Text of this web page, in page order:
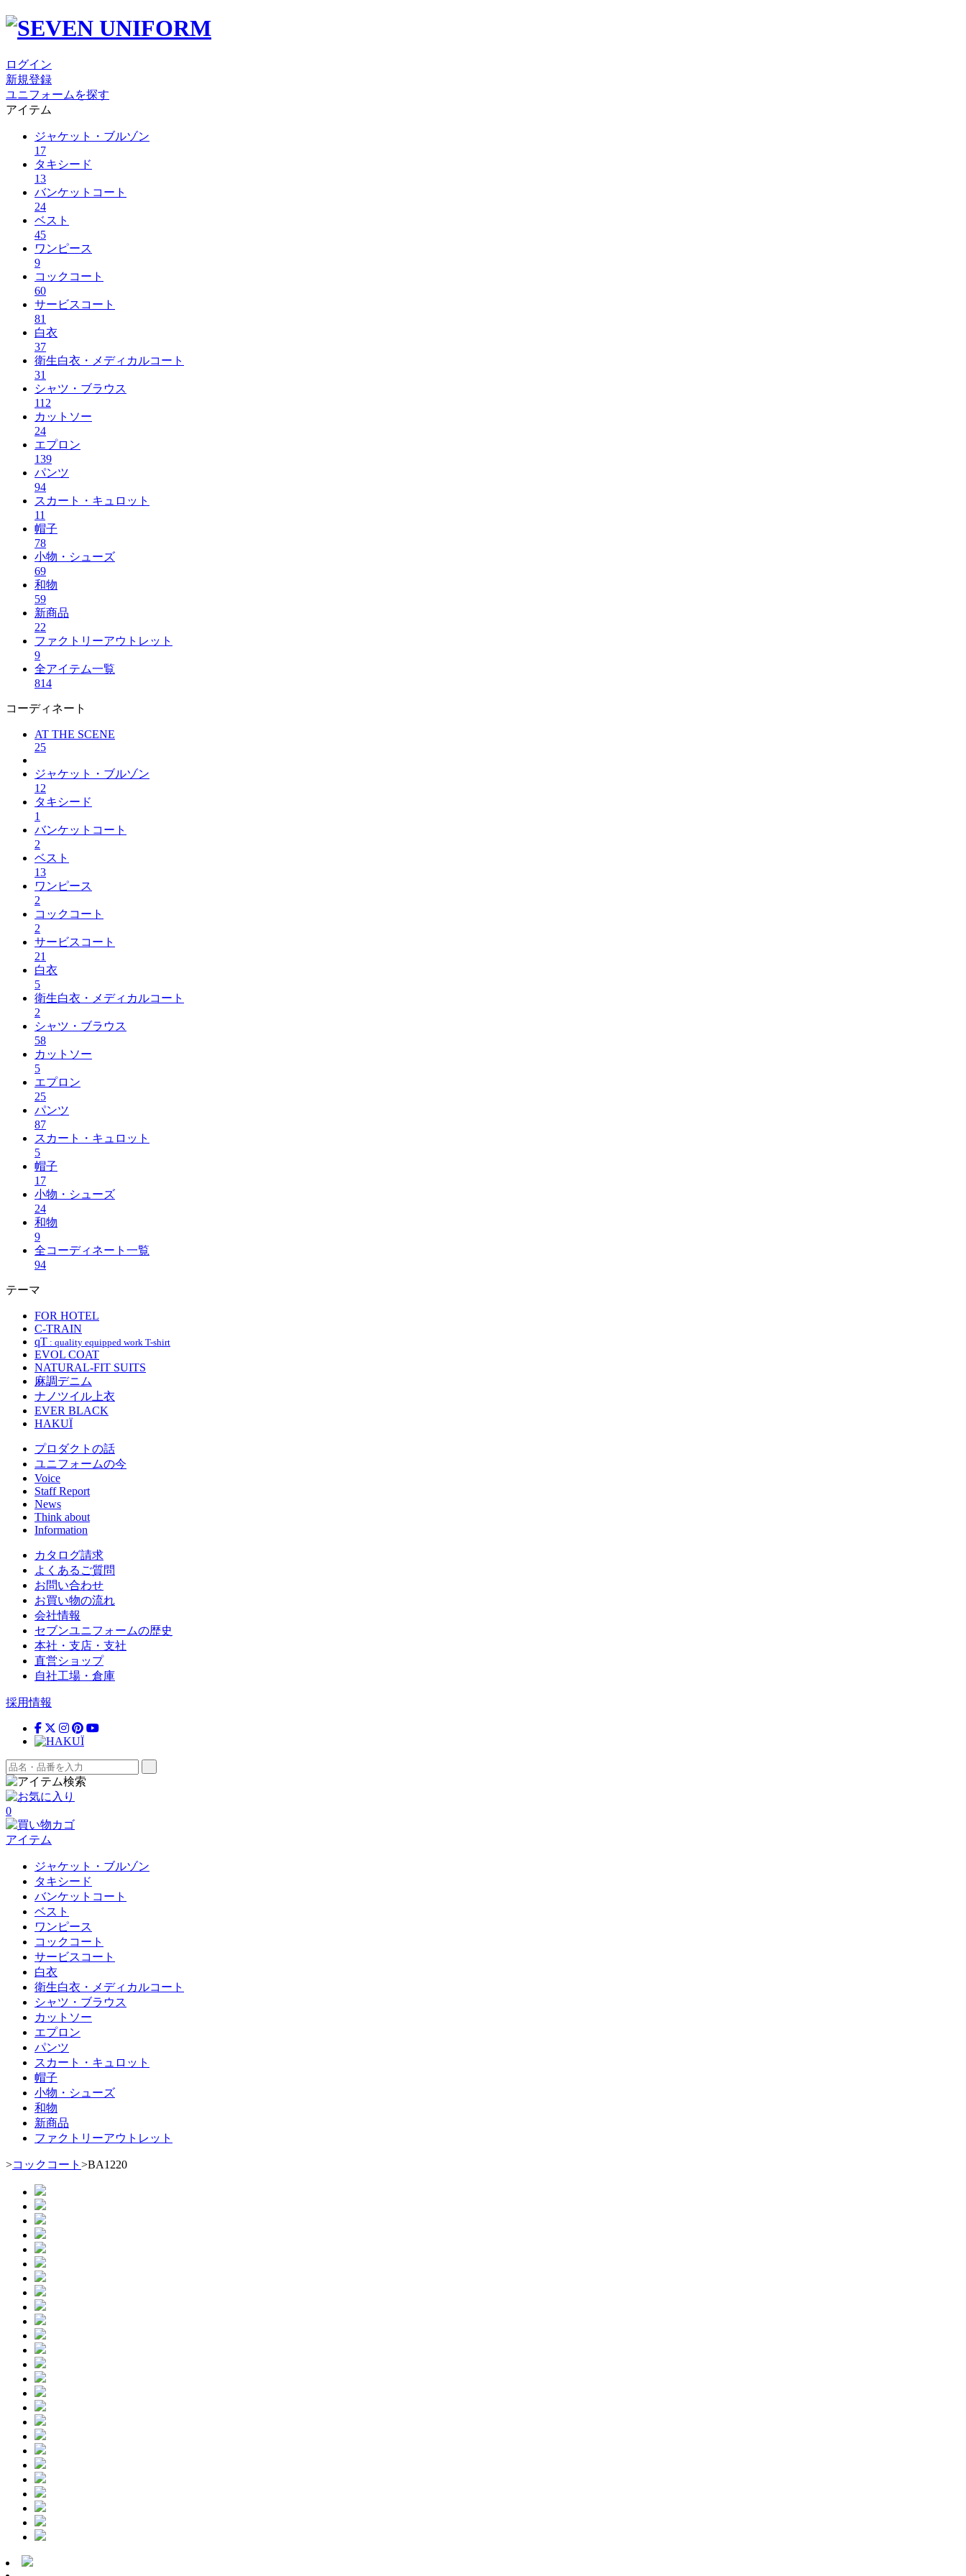
ログイン
新規登録
ユニフォームを探す
アイテム
ジャケット・ブルゾン
17
タキシード
13
バンケットコート
24
ベスト
45
ワンピース
9
コックコート
60
サービスコート
81
白衣
37
衛生白衣・メディカルコート
31
シャツ・ブラウス
112
カットソー
24
エプロン
139
パンツ
94
スカート・キュロット
11
帽子
78
小物・シューズ
69
和物
59
新商品
22
ファクトリーアウトレット
9
全アイテム一覧
814
コーディネート
AT THE SCENE
25
ジャケット・ブルゾン
12
タキシード
1
バンケットコート
2
ベスト
13
ワンピース
2
コックコート
2
サービスコート
21
白衣
5
衛生白衣・メディカルコート
2
シャツ・ブラウス
58
カットソー
5
エプロン
25
パンツ
87
スカート・キュロット
5
帽子
17
小物・シューズ
24
和物
9
全コーディネート一覧
94
テーマ
FOR HOTEL
C-TRAIN
qT : quality equipped work T-shirt
EVOL COAT
NATURAL-FIT SUITS
麻調デニム
ナノツイル上衣
EVER BLACK
HAKUÏ
プロダクトの話
ユニフォームの今
Voice
Staff Report
News
Think about
Information
カタログ請求
よくあるご質問
お問い合わせ
お買い物の流れ
会社情報
セブンユニフォームの歴史
本社・支店・支社
直営ショップ
自社工場・倉庫
採用情報
0
アイテム
ジャケット・ブルゾン
タキシード
バンケットコート
ベスト
ワンピース
コックコート
サービスコート
白衣
衛生白衣・メディカルコート
シャツ・ブラウス
カットソー
エプロン
パンツ
スカート・キュロット
帽子
小物・シューズ
和物
新商品
ファクトリーアウトレット
>コックコート >BA1220